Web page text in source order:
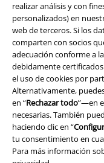
realizar análisis y con
personalizados) en
web de terceros. Si los
comparten con socios
adecuación conforme a
debidamente
el uso de cookies por
Alternativamente,
en “Rechazar todo”—en
necesarias. También
haciendo clic en “
tu consentimiento en
Para más información
Legal
Términos y Condiciones
Aviso Legal
Ley protección de datos